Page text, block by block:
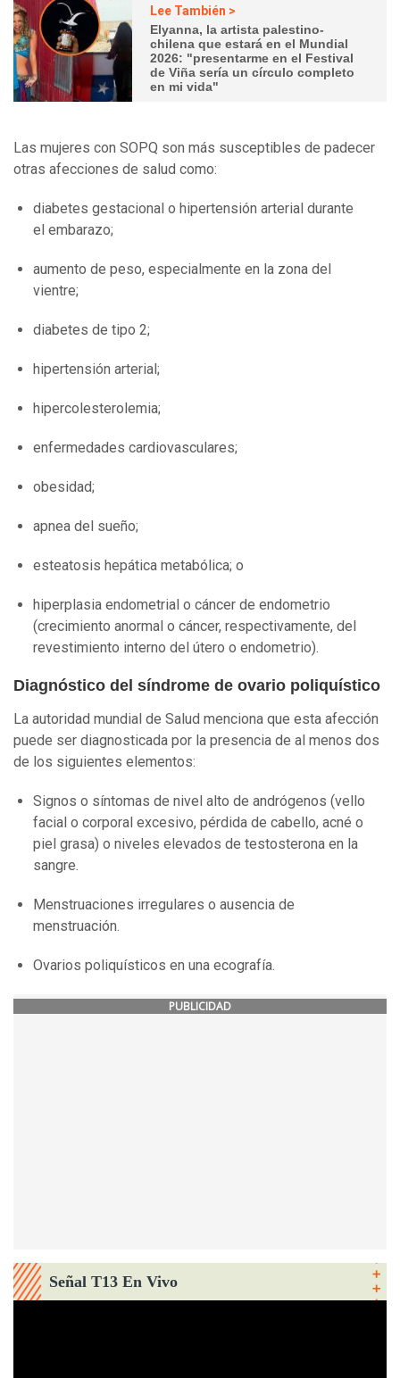
Lee También >
Elyanna, la artista palestino-
chilena que estará en el Mundial
2026: "presentarme en el Festival
de Viña sería un círculo completo
en mi vida"
Las mujeres con SOPQ son más susceptibles de padecer
otras afecciones de salud como:
diabetes gestacional o hipertensión arterial durante
el embarazo;
aumento de peso, especialmente en la zona del
vientre;
diabetes de tipo 2;
hipertensión arterial;
hipercolesterolemia;
enfermedades cardiovasculares;
obesidad;
apnea del sueño;
esteatosis hepática metabólica; o
hiperplasia endometrial o cáncer de endometrio
(crecimiento anormal o cáncer, respectivamente, del
revestimiento interno del útero o endometrio).
Diagnóstico del síndrome de ovario poliquístico
La autoridad mundial de Salud menciona que esta afección
puede ser diagnosticada por la presencia de al menos dos
de los siguientes elementos:
Signos o síntomas de nivel alto de andrógenos (vello
facial o corporal excesivo, pérdida de cabello, acné o
piel grasa) o niveles elevados de testosterona en la
sangre.
Menstruaciones irregulares o ausencia de
menstruación.
Ovarios poliquísticos en una ecografía.
PUBLICIDAD
Señal T13 En Vivo